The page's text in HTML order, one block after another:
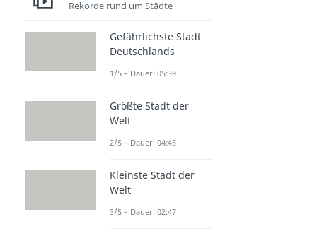
Rekorde rund um Städte
Gefährlichste Stadt
Deutschlands
1/5 – Dauer: 05:39
Größte Stadt der
Welt
2/5 – Dauer: 04:45
Kleinste Stadt der
Welt
3/5 – Dauer: 02:47